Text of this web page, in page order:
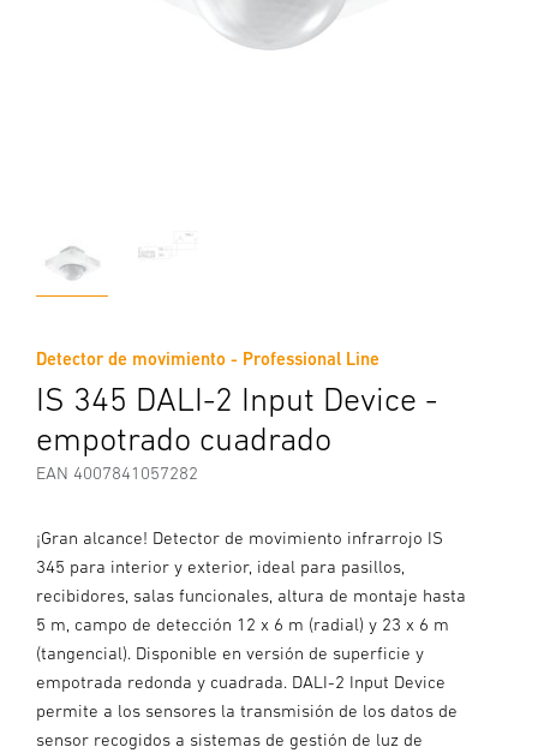
Detector de movimiento - Professional Line
IS 345 DALI-2 Input Device -
empotrado cuadrado
EAN 4007841057282
¡Gran alcance! Detector de movimiento infrarrojo IS
345 para interior y exterior, ideal para pasillos,
recibidores, salas funcionales, altura de montaje hasta
5 m, campo de detección 12 x 6 m (radial) y 23 x 6 m
(tangencial). Disponible en versión de superficie y
empotrada redonda y cuadrada. DALI-2 Input Device
permite a los sensores la transmisión de los datos de
sensor recogidos a sistemas de gestión de luz de